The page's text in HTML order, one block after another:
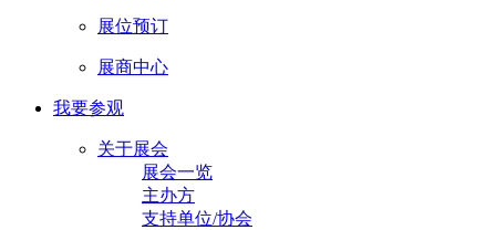
展位预订
展商中心
我要参观
关于展会
展会一览
主办方
支持单位/协会